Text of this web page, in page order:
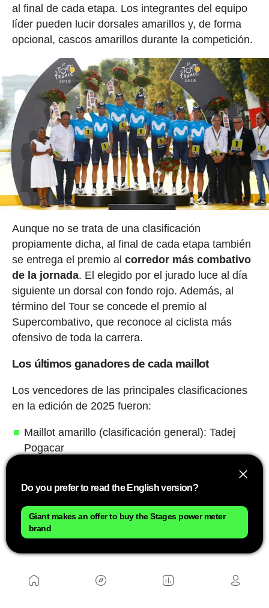
al final de cada etapa. Los integrantes del equipo
líder pueden lucir dorsales amarillos y, de forma
opcional, cascos amarillos durante la competición.
Aunque no se trata de una clasificación
propiamente dicha, al final de cada etapa también
se entrega el premio al corredor más combativo
de la jornada. El elegido por el jurado luce al día
siguiente un dorsal con fondo rojo. Además, al
término del Tour se concede el premio al
Supercombativo, que reconoce al ciclista más
ofensivo de toda la carrera.
Los últimos ganadores de cada maillot
Los vencedores de las principales clasificaciones
en la edición de 2025 fueron:
Maillot amarillo (clasificación general): Tadej
Pogacar
Jonathan Milan
Maillot de lunares rojos (clasificación de la
montaña): Richard Carapaz
Do you prefer to read the English version?
Giant makes an offer to buy the Stages power meter
brand